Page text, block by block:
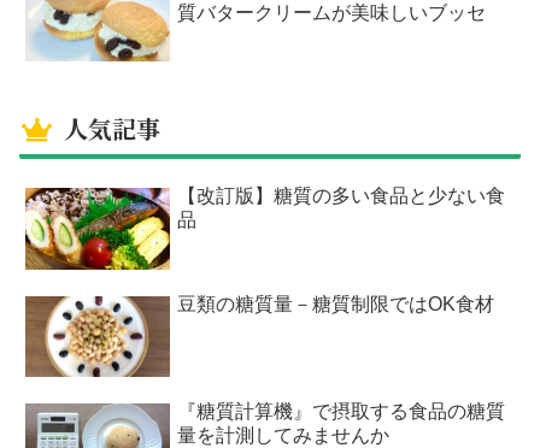
質バタークリームが美味しいブッセ
人気記事
【改訂版】糖質の多い食品と少ない食
品
豆類の糖質量－糖質制限ではOK食材
『糖質計算機』で摂取する食品の糖質
量を計測してみませんか